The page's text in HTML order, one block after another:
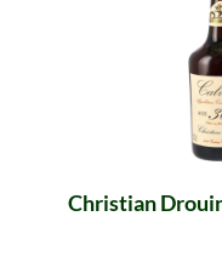
Christian